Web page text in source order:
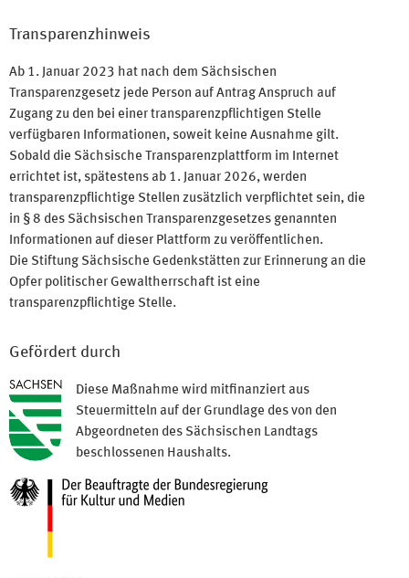
Transparenzhinweis
Ab 1. Januar 2023 hat nach dem Sächsischen
Transparenzgesetz jede Person auf Antrag Anspruch auf
Zugang zu den bei einer transparenzpflichtigen Stelle
verfügbaren Informationen, soweit keine Ausnahme gilt.
Sobald die Sächsische Transparenzplattform im Internet
errichtet ist, spätestens ab 1. Januar 2026, werden
transparenzpflichtige Stellen zusätzlich verpflichtet sein, die
in § 8 des Sächsischen Transparenzgesetzes genannten
Informationen auf dieser Plattform zu veröffentlichen.
Die Stiftung Sächsische Gedenkstätten zur Erinnerung an die
Opfer politischer Gewaltherrschaft ist eine
transparenzpflichtige Stelle.
Gefördert durch
Diese Maßnahme wird mitfinanziert aus
Steuermitteln auf der Grundlage des von den
Abgeordneten des Sächsischen Landtags
beschlossenen Haushalts.